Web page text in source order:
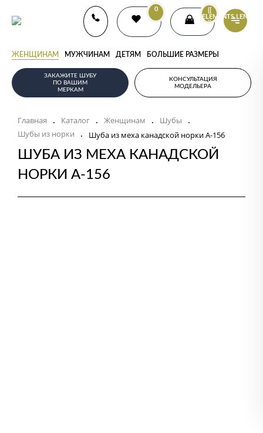
0
{{
ELEMENTS.LENGTH
}}
ЖЕНЩИНАМ МУЖЧИНАМ ДЕТЯМ БОЛЬШИЕ РАЗМЕРЫ
ЗАКАЖИТЕ ШУБУ
ПО ВАШИМ
МЕРКАМ
КОНСУЛЬТАЦИЯ
МОДЕЛЬЕРА
Главная . Каталог . Женщинам . Шубы .
Шубы из норки . Шуба из меха канадской норки А-156
ШУБА ИЗ МЕХА КАНАДСКОЙ
НОРКИ А-156